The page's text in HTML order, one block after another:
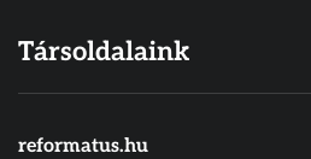
Társoldalaink
reformatus.hu